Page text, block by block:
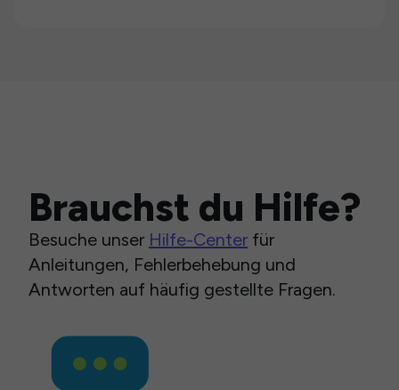
Brauchst du Hilfe?
Besuche unser Hilfe-Center für
Anleitungen, Fehlerbehebung und
Antworten auf häufig gestellte Fragen.